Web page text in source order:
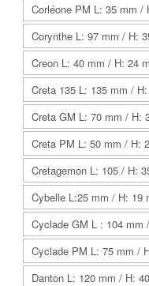
Corléone PM L: 35 mm /
Corynthe L: 97 mm / H:
Creon L: 40 mm / H: 24
Creta 135 L: 135 mm /
Creta GM L: 70 mm / H:
Creta PM L: 50 mm / H:
Cretagemon L: 105 / H:
Cybelle L:25 mm / H: 19
Cyclade GM L : 104 mm
Cyclade PM L: 75 mm /
Danton L: 120 mm / H: